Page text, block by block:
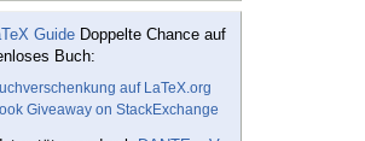
Doppelte Chance auf
Buch:
auf LaTeX.org
Giveaway on StackExchange